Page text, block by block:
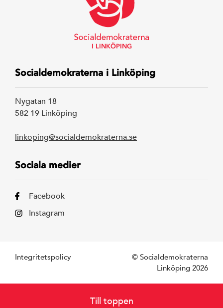
I LINKÖPING
Socialdemokraterna i Linköping
Nygatan 18
582 19 Linköping
linkoping@socialdemokraterna.se
Sociala medier
Facebook
Instagram
Integritetspolicy
© Socialdemokraterna
Linköping 2026
Till toppen